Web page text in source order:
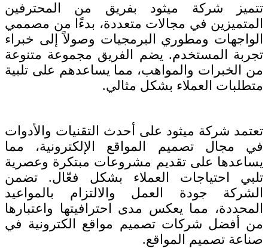
تتميز شركة ميثود بفريق من المحترفين
المتميزين في مجالات متعددة، بدءًا من مصممي
الواجهات ومطوري البرمجيات وصولاً إلى خبراء
تجربة المستخدم. يضم الفريق مجموعة متنوعة
من الخبرات والمواهب، مما يساعدهم على تلبية
متطلبات العملاء بشكل مثالي.
تعتمد شركة ميثود على أحدث التقنيات والأدوات
في مجال تصميم المواقع الإلكترونية، مما
يساعدها على تقديم مشروعات مبتكرة وعصرية
تلبي احتياجات العملاء بشكل فعّال. تضمن
الشركة جودة العمل والالتزام بالمواعيد
المحددة، مما يعكس مدى احترافيتها واعتبارها
من أفضل شركات تصميم مواقع الكترونية في
صناعة تصميم المواقع.